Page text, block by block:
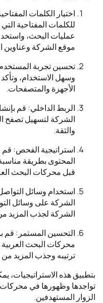
اختيار الكلمات
للكلمات المفتاحية
عمليات البحث،
موقع الشركة
تحسين تجربة
وسهل الاستخدام،
الأجهزة والمتصفحات.
الربط الداخلي: قم
الشركة لتسهيل تصفح
والثقة.
استراتيجية الفحص: قم
المحتوى بطريقة
قبل محركات البحث
استخدام وسائل
الشركة على وسائل
الشركة لجذب المزيد
التحسين المستمر: قم
محركات البحث العربية
ترتيبه وجذب المزيد من
بتطبيق هذه الاستراتيجيات،
تواجدها وظهورها في
الزوار المستهدفين.